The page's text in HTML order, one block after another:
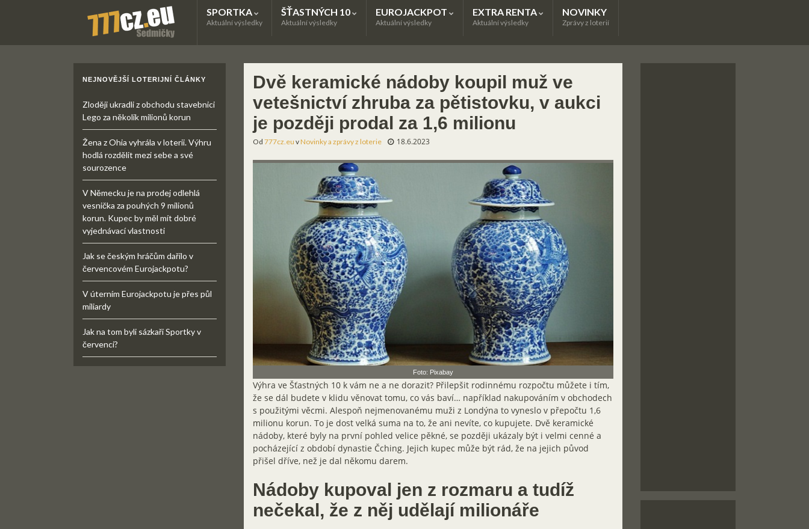
SPORTKA
Aktuální výsledky
ŠŤASTNÝCH 10
Aktuální výsledky
EUROJACKPOT
Aktuální výsledky
EXTRA RENTA
Aktuální výsledky
NOVINKY
Zprávy z loterií
Dvě keramické nádoby koupil muž ve
vetešnictví zhruba za pětistovku, v aukci
je později prodal za 1,6 milionu
Od 777cz.eu vNovinky a zprávy z loterie 18.6.2023
Foto: Pixabay
Výhra ve Šťastných 10 k vám ne a ne dorazit? Přilepšit rodinnému rozpočtu můžete i tím,
že se dál budete v klidu věnovat tomu, co vás baví… například nakupováním v obchodech
s použitými věcmi. Alespoň nejmenovanému muži z Londýna to vyneslo v přepočtu 1,6
milionu korun. To je dost velká suma na to, že ani nevíte, co kupujete. Dvě keramické
nádoby, které byly na první pohled velice pěkné, se později ukázaly být i velmi cenné a
pocházející z období dynastie Čching. Jejich kupec může být rád, že na jejich původ
přišel dříve, než je dal někomu darem.
Nádoby kupoval jen z rozmaru a tudíž
nečekal, že z něj udělají milionáře
NEJNOVĚJŠÍ LOTERIJNÍ ČLÁNKY
Zloději ukradli z obchodu stavebnici
Lego za několik milionů korun
Žena z Ohia vyhrála v loterii. Výhru
hodlá rozdělit mezi sebe a své
sourozence
V Německu je na prodej odlehlá
vesnička za pouhých 9 milionů
korun. Kupec by měl mít dobré
vyjednávací vlastnosti
Jak se českým hráčům dařilo v
červencovém Eurojackpotu?
V úterním Eurojackpotu je přes půl
miliardy
Jak na tom byli sázkaři Sportky v
červenci?